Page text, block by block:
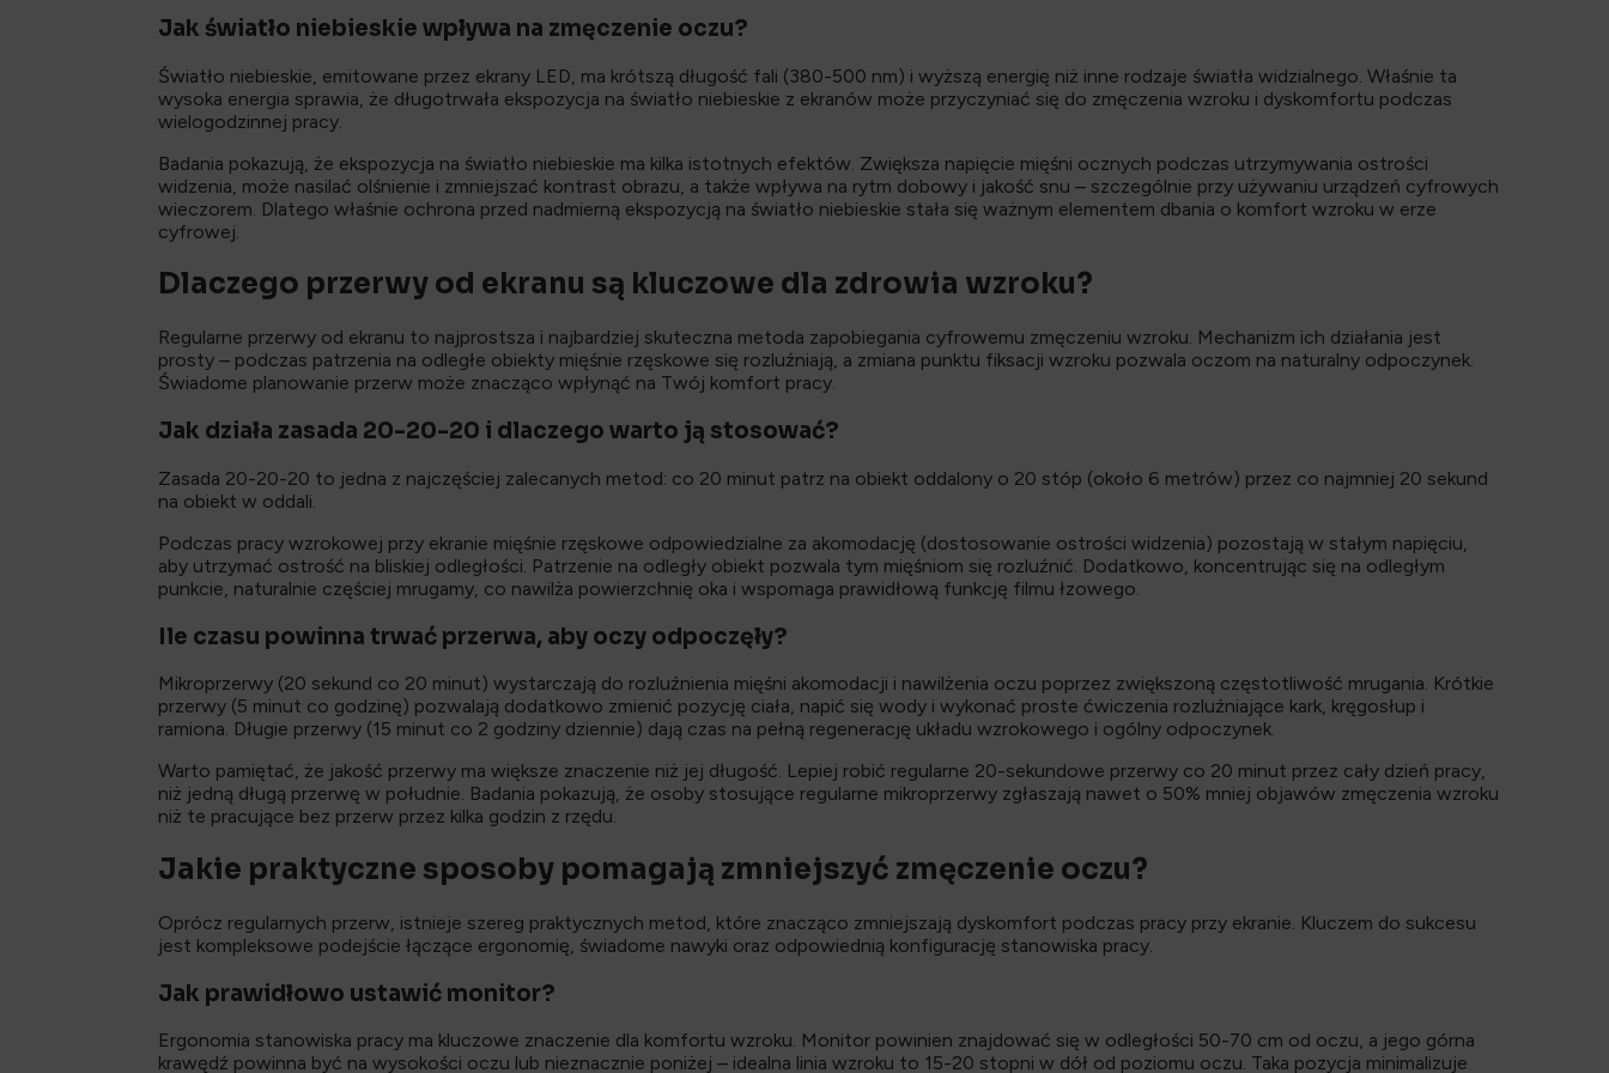
Jak światło niebieskie wpływa na zmęczenie oczu?
Światło niebieskie, emitowane przez ekrany LED, ma krótszą długość fali (380-500 nm) i wyższą energię niż inne rodzaje światła widzialnego. Właśnie ta
wysoka energia sprawia, że długotrwała ekspozycja na światło niebieskie z ekranów może przyczyniać się do zmęczenia wzroku i dyskomfortu podczas
wielogodzinnej pracy.
Badania pokazują, że ekspozycja na światło niebieskie ma kilka istotnych efektów. Zwiększa napięcie mięśni ocznych podczas utrzymywania ostrości
widzenia, może nasilać olśnienie i zmniejszać kontrast obrazu, a także wpływa na rytm dobowy i jakość snu – szczególnie przy używaniu urządzeń cyfrowych
wieczorem. Dlatego właśnie ochrona przed nadmierną ekspozycją na światło niebieskie stała się ważnym elementem dbania o komfort wzroku w erze
cyfrowej.
Dlaczego przerwy od ekranu są kluczowe dla zdrowia wzroku?
Regularne przerwy od ekranu to najprostsza i najbardziej skuteczna metoda zapobiegania cyfrowemu zmęczeniu wzroku. Mechanizm ich działania jest
prosty – podczas patrzenia na odległe obiekty mięśnie rzęskowe się rozluźniają, a zmiana punktu fiksacji wzroku pozwala oczom na naturalny odpoczynek.
Świadome planowanie przerw może znacząco wpłynąć na Twój komfort pracy.
Jak działa zasada 20-20-20 i dlaczego warto ją stosować?
Zasada 20-20-20 to jedna z najczęściej zalecanych metod: co 20 minut patrz na obiekt oddalony o 20 stóp (około 6 metrów) przez co najmniej 20 sekund
na obiekt w oddali.
Podczas pracy wzrokowej przy ekranie mięśnie rzęskowe odpowiedzialne za akomodację (dostosowanie ostrości widzenia) pozostają w stałym napięciu,
aby utrzymać ostrość na bliskiej odległości. Patrzenie na odległy obiekt pozwala tym mięśniom się rozluźnić. Dodatkowo, koncentrując się na odległym
punkcie, naturalnie częściej mrugamy, co nawilża powierzchnię oka i wspomaga prawidłową funkcję filmu łzowego.
Ile czasu powinna trwać przerwa, aby oczy odpoczęły?
Mikroprzerwy (20 sekund co 20 minut) wystarczają do rozluźnienia mięśni akomodacji i nawilżenia oczu poprzez zwiększoną częstotliwość mrugania. Krótkie
przerwy (5 minut co godzinę) pozwalają dodatkowo zmienić pozycję ciała, napić się wody i wykonać proste ćwiczenia rozluźniające kark, kręgosłup i
ramiona. Długie przerwy (15 minut co 2 godziny dziennie) dają czas na pełną regenerację układu wzrokowego i ogólny odpoczynek.
Warto pamiętać, że jakość przerwy ma większe znaczenie niż jej długość. Lepiej robić regularne 20-sekundowe przerwy co 20 minut przez cały dzień pracy,
niż jedną długą przerwę w południe. Badania pokazują, że osoby stosujące regularne mikroprzerwy zgłaszają nawet o 50% mniej objawów zmęczenia wzroku
niż te pracujące bez przerw przez kilka godzin z rzędu.
Jakie praktyczne sposoby pomagają zmniejszyć zmęczenie oczu?
Oprócz regularnych przerw, istnieje szereg praktycznych metod, które znacząco zmniejszają dyskomfort podczas pracy przy ekranie. Kluczem do sukcesu
jest kompleksowe podejście łączące ergonomię, świadome nawyki oraz odpowiednią konfigurację stanowiska pracy.
Jak prawidłowo ustawić monitor?
Ergonomia stanowiska pracy ma kluczowe znaczenie dla komfortu wzroku. Monitor powinien znajdować się w odległości 50-70 cm od oczu, a jego górna
krawędź powinna być na wysokości oczu lub nieznacznie poniżej – idealna linia wzroku to 15-20 stopni w dół od poziomu oczu. Taka pozycja minimalizuje